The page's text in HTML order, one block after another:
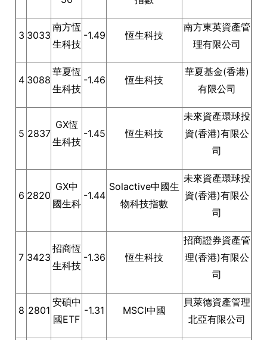
3 3033
南方恆
生科技
-1.49 恆生科技
南方東英資產管
理有限公司
4 3088
華夏恆
生科技
-1.46 恆生科技
華夏基金(香港)
有限公司
5 2837
GX恆
生科技
-1.45 恆生科技
未來資產環球投
資(香港)有限公
司
6 2820
GX中
國生科
-1.44
Solactive中國生
物科技指數
未來資產環球投
資(香港)有限公
司
7 3423
招商恆
生科技
-1.36 恆生科技
招商證券資產管
理(香港)有限公
司
8 2801
安碩中
國ETF
-1.31 MSCI中國
貝萊德資產管理
北亞有限公司